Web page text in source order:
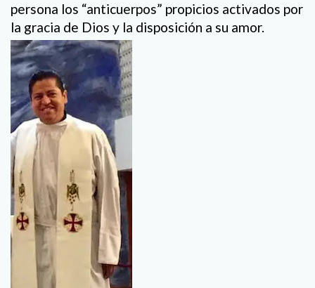
persona los “anticuerpos” propicios activados por
la gracia de Dios y la disposición a su amor.